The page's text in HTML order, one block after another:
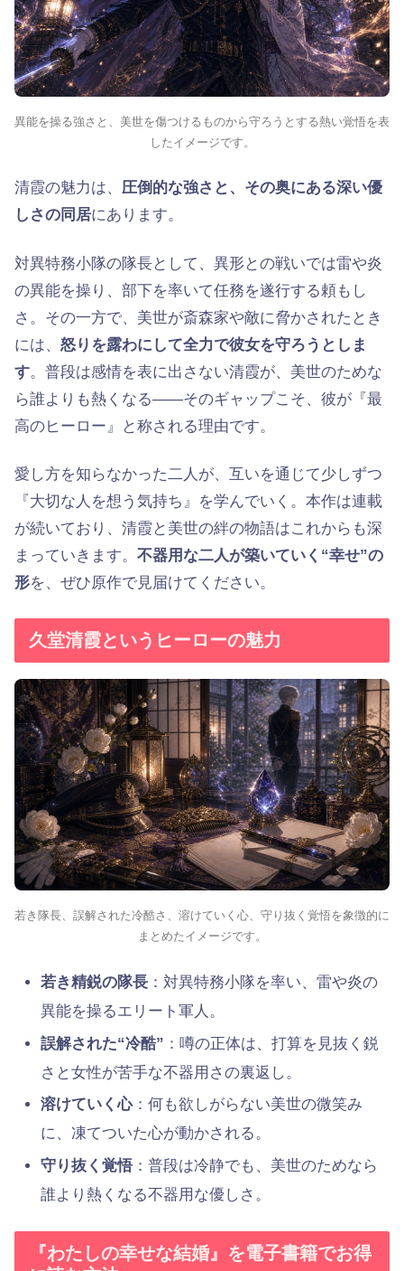
異能を操る強さと、美世を傷つけるものから守ろうとする熱い覚悟を表
したイメージです。
清霞の魅力は、 圧倒的な強さと、その奥にある深い優
しさの同居にあります。
対異特務小隊の隊長として、異形との戦いでは雷や炎
の異能を操り、部下を率いて任務を遂行する頼もし
さ。その一方で、美世が斎森家や敵に脅かされたとき
には、 怒りを露わにして全力で彼女を守ろうとしま
す。普段は感情を表に出さない清霞が、美世のためな
ら誰よりも熱くなる——そのギャップこそ、彼が『最
高のヒーロー』と称される理由です。
愛し方を知らなかった二人が、互いを通じて少しずつ
『大切な人を想う気持ち』を学んでいく。本作は連載
が続いており、清霞と美世の絆の物語はこれからも深
まっていきます。 不器用な二人が築いていく“幸せ”の
形を、ぜひ原作で見届けてください。
久堂清霞というヒーローの魅力
若き隊長、誤解された冷酷さ、溶けていく心、守り抜く覚悟を象徴的に
まとめたイメージです。
若き精鋭の隊長 ：対異特務小隊を率い、雷や炎の
異能を操るエリート軍人。
誤解された“冷酷” ：噂の正体は、打算を見抜く鋭
さと女性が苦手な不器用さの裏返し。
溶けていく心：何も欲しがらない美世の微笑み
に、凍てついた心が動かされる。
守り抜く覚悟 ：普段は冷静でも、美世のためなら
誰より熱くなる不器用な優しさ。
『わたしの幸せな結婚』を電子書籍でお得